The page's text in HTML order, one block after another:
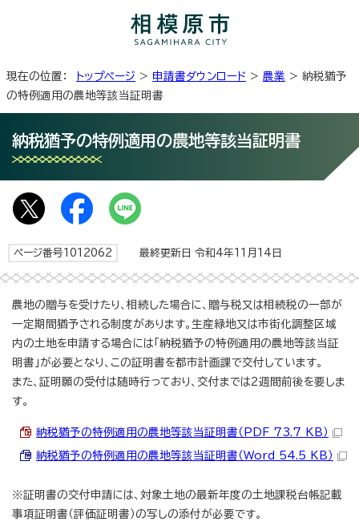
現在の位置： トップページ > 申請書ダウンロード > 農業 > 納税猶予
の特例適用の農地等該当証明書
納税猶予の特例適用の農地等該当証明書
ページ番号1012062 最終更新日 令和4年11月14日
農地の贈与を受けたり、相続した場合に、贈与税又は相続税の一部が
一定期間猶予される制度があります。生産緑地又は市街化調整区域
内の土地を申請する場合には「納税猶予の特例適用の農地等該当証
明書」が必要となり、この証明書を都市計画課で交付しています。
また、証明願の受付は随時行っており、交付までは2週間前後を要しま
す。
納税猶予の特例適用の農地等該当証明書（PDF 73.7 KB）
納税猶予の特例適用の農地等該当証明書（Word 54.5 KB）
※証明書の交付申請には、対象土地の最新年度の土地課税台帳記載
事項証明書（評価証明書）の写しの添付が必要です。